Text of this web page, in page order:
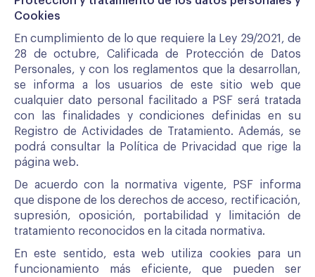
Cookies
En cumplimiento de lo que requiere la Ley 29/2021, de
28 de octubre, Calificada de Protección de Datos
Personales, y con los reglamentos que la desarrollan,
se informa a los usuarios de este sitio web que
cualquier dato personal facilitado a PSF será tratada
con las finalidades y condiciones definidas en su
Registro de Actividades de Tratamiento. Además, se
podrá consultar la Política de Privacidad que rige la
página web.
De acuerdo con la normativa vigente, PSF informa
que dispone de los derechos de acceso, rectificación,
supresión, oposición, portabilidad y limitación de
tratamiento reconocidos en la citada normativa.
En este sentido, esta web utiliza cookies para un
funcionamiento más eficiente, que pueden ser